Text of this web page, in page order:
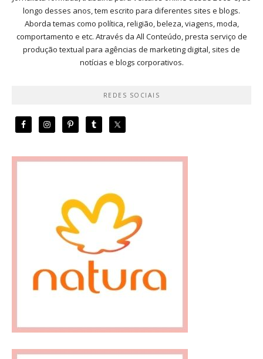
longo desses anos, tem escrito para diferentes sites e blogs.
Aborda temas como política, religião, beleza, viagens, moda,
comportamento e etc. Através da All Conteúdo, presta serviço de
produção textual para agências de marketing digital, sites de
notícias e blogs corporativos.
REDES SOCIAIS